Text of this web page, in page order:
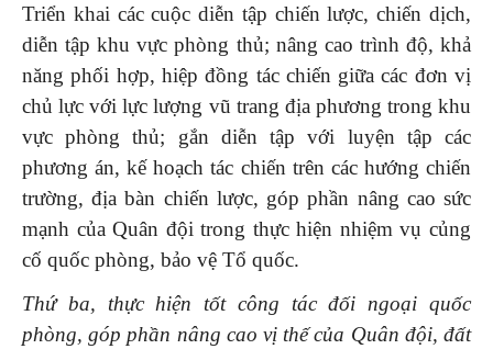
Triển khai các cuộc diễn tập chiến lược, chiến dịch,
diễn tập khu vực phòng thủ; nâng cao trình độ, khả
năng phối hợp, hiệp đồng tác chiến giữa các đơn vị
chủ lực với lực lượng vũ trang địa phương trong khu
vực phòng thủ; gắn diễn tập với luyện tập các
phương án, kế hoạch tác chiến trên các hướng chiến
trường, địa bàn chiến lược, góp phần nâng cao sức
mạnh của Quân đội trong thực hiện nhiệm vụ củng
cố quốc phòng, bảo vệ Tổ quốc.
Thứ ba, thực hiện tốt công tác đối ngoại quốc
phòng, góp phần nâng cao vị thế của Quân đội, đất